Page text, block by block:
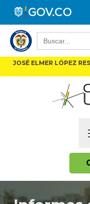
Buscar:
JOSÉ ELMER LÓPEZ